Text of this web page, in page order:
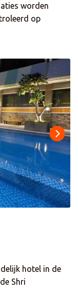
worden
op
hotel in de
Shri